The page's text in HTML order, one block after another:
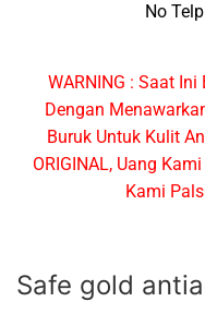
No
WARNING : Saat
Dengan
Buruk Untuk Kulit
ORIGINAL, Uang
Kami
Safe gold